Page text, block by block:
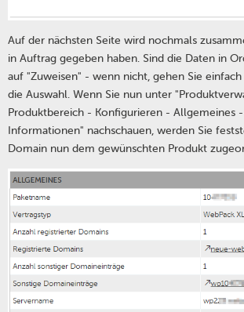
Auf der nächsten Seite wird nochmals
in Auftrag gegeben haben. Sind die Daten in
auf "Zuweisen" - wenn nicht, gehen Sie
die Auswahl. Wenn Sie nun unter
Produktbereich - Konfigurieren - Allgemeines
Informationen" nachschauen, werden Sie
Domain nun dem gewünschten Produkt